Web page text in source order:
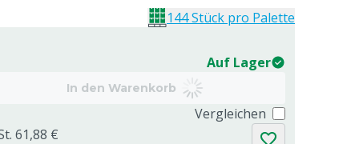
Auf Lager
In den Warenkorb
61,88 €
Vergleichen
144 Stück pro Palette